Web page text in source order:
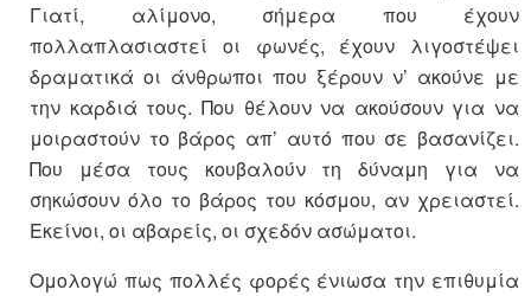
Γιατί, αλίμονο, σήμερα που έχουν
πολλαπλασιαστεί οι φωνές, έχουν λιγοστέψει
δραματικά οι άνθρωποι που ξέρουν ν’ ακούνε με
την καρδιά τους. Που θέλουν να ακούσουν για να
μοιραστούν το βάρος απ’ αυτό που σε βασανίζει.
Που μέσα τους κουβαλούν τη δύναμη για να
σηκώσουν όλο το βάρος του κόσμου, αν χρειαστεί.
Εκείνοι, οι αβαρείς, οι σχεδόν ασώματοι.
Ομολογώ πως πολλές φορές ένιωσα την επιθυμία